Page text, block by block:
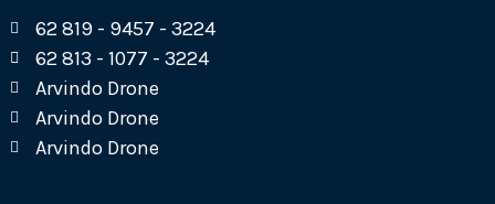
62 819 - 9457 - 3224
62 813 - 1077 - 3224
Arvindo Drone
Arvindo Drone
Arvindo Drone